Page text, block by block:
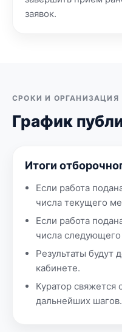
заявок.
СРОКИ И ОРГАНИЗАЦИЯ
График
Итоги
Если работа
числа текущего
Если работа
числа
Результаты будут
кабинете.
Куратор свяжется
дальнейших шагов.